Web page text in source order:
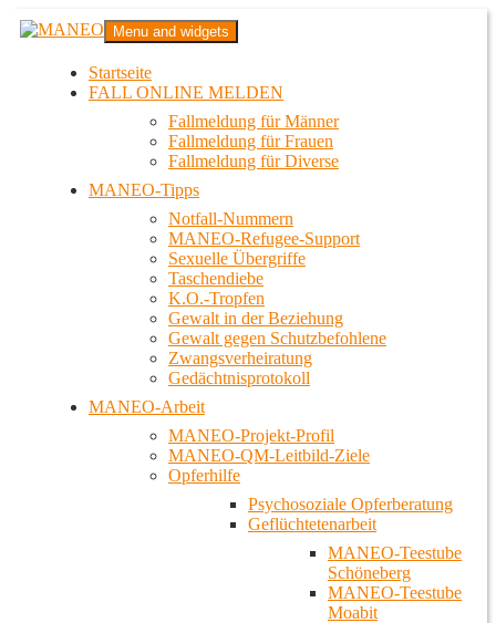
Zum
InhaltMANEO
Das schwule Anti-Gewalt-Projekt in Berlin
Menu and widgets
Startseite
FALL ONLINE MELDEN
Fallmeldung für Männer
Fallmeldung für Frauen
Fallmeldung für Diverse
MANEO-Tipps
Notfall-Nummern
MANEO-Refugee-Support
Sexuelle Übergriffe
Taschendiebe
K.O.-Tropfen
Gewalt in der Beziehung
Gewalt gegen Schutzbefohlene
Zwangsverheiratung
Gedächtnisprotokoll
MANEO-Arbeit
MANEO-Projekt-Profil
MANEO-QM-Leitbild-Ziele
Opferhilfe
Psychosoziale Opferberatung
Geflüchtetenarbeit
MANEO-Teestube
Schöneberg
MANEO-Teestube
Moabit